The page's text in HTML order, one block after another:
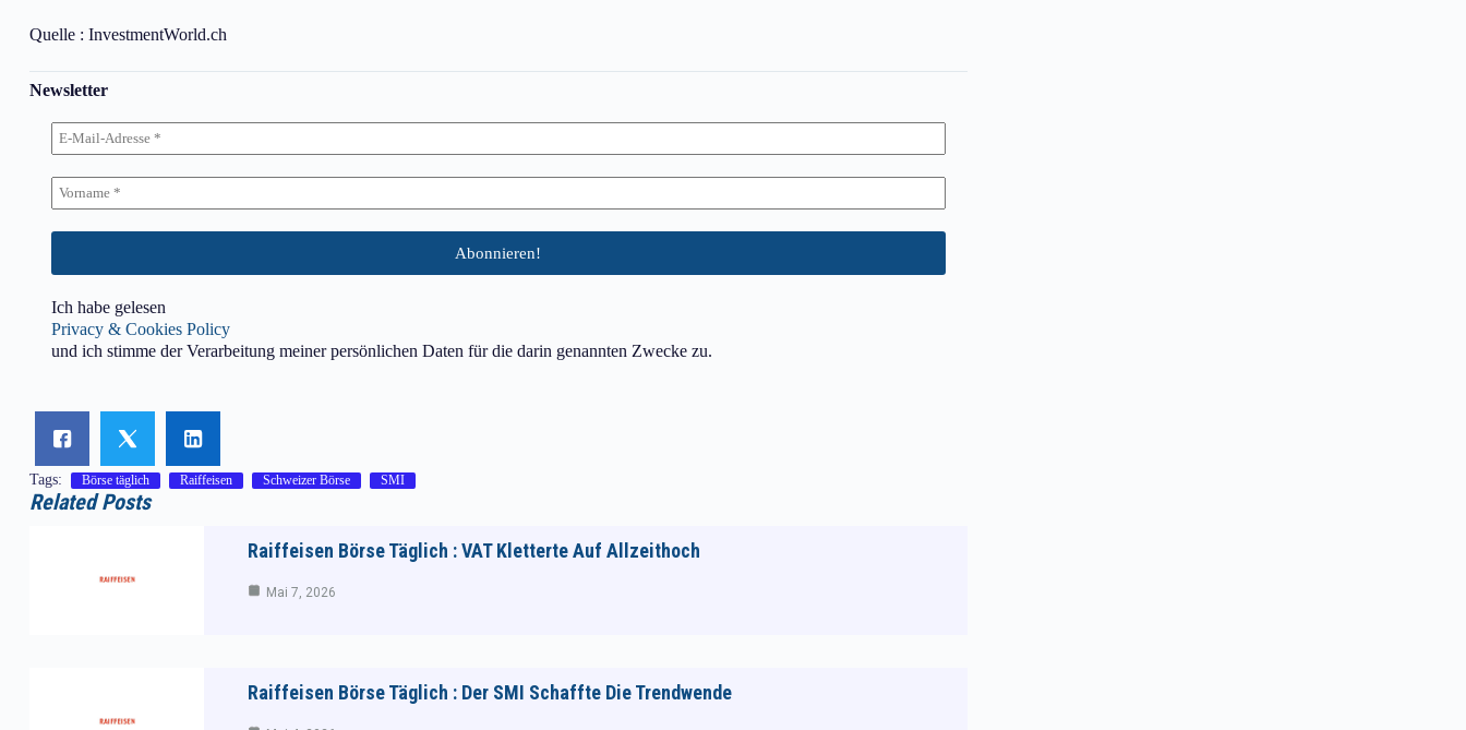
Quelle : InvestmentWorld.ch
Newsletter
Ich habe gelesen
Privacy & Cookies Policy
und ich stimme der Verarbeitung meiner persönlichen Daten für die darin genannten Zwecke zu.
Tags: Börse täglich Raiffeisen Schweizer Börse SMI
Related Posts
Raiffeisen Börse Täglich : VAT Kletterte Auf Allzeithoch
Mai 7, 2026
Raiffeisen Börse Täglich : Der SMI Schaffte Die Trendwende